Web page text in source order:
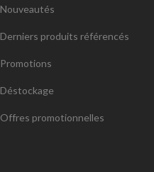
Nouveautés
Derniers produits référencés
Promotions
Déstockage
Offres promotionnelles